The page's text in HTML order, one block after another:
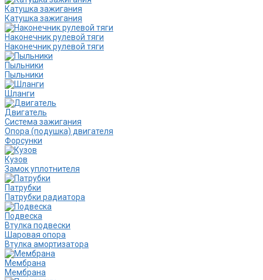
Катушка зажигания
Катушка зажигания
Наконечник рулевой тяги
Наконечник рулевой тяги
Пыльники
Пыльники
Шланги
Двигатель
Система зажигания
Опора (подушка) двигателя
Форсунки
Кузов
Замок уплотнителя
Патрубки
Патрубки радиатора
Подвеска
Втулка подвески
Шаровая опора
Втулка амортизатора
Мембрана
Мембрана